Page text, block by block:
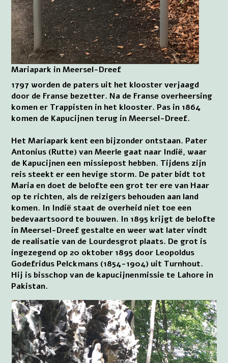
Mariapark in Meersel-Dreef
1797 worden de paters uit het klooster verjaagd
door de Franse bezetter. Na de Franse overheersing
komen er Trappisten in het klooster. Pas in 1864
komen de Kapucijnen terug in Meersel-Dreef.
Het Mariapark kent een bijzonder ontstaan. Pater
Antonius (Rutte) van Meerle gaat naar Indië, waar
de Kapucijnen een missiepost hebben. Tijdens zijn
reis steekt er een hevige storm. De pater bidt tot
Maria en doet de belofte een grot ter ere van Haar
op te richten, als de reizigers behouden aan land
komen. In Indië staat de overheid niet toe een
bedevaartsoord te bouwen. In 1895 krijgt de belofte
in Meersel-Dreef gestalte en weer wat later vindt
de realisatie van de Lourdesgrot plaats. De grot is
ingezegend op 20 oktober 1895 door Leopoldus
Godefridus Pelckmans (1854-1904) uit Turnhout.
Hij is bisschop van de kapucijnenmissie te Lahore in
Pakistan.